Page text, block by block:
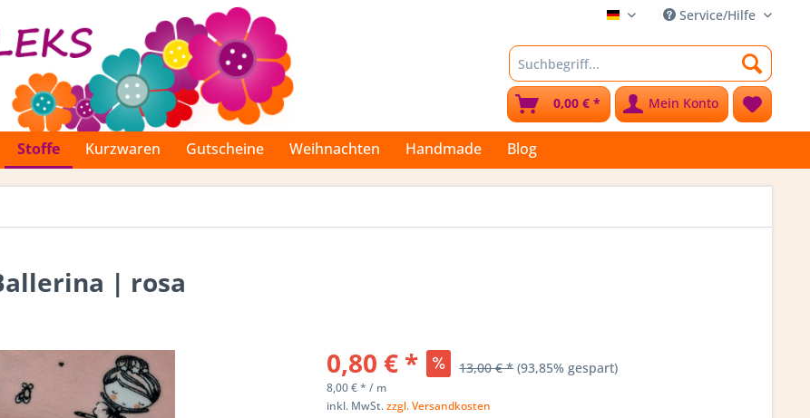
Stoffkleks Service/Hilfe
Mein Konto
0,00 € *
Stoffe Kurzwaren Gutscheine Weihnachten Handmade Blog
| rosa
0,80 € * 13,00 € * (93,85% gespart)
8,00 € * / m
inkl. MwSt.zzgl. Versandkosten